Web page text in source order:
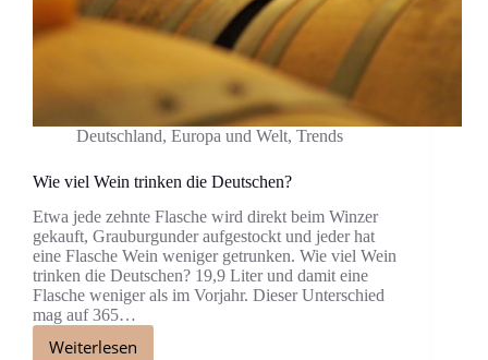
Deutschland, Europa und Welt, Trends
Wie viel Wein trinken die Deutschen?
Etwa jede zehnte Flasche wird direkt beim Winzer
gekauft, Grauburgunder aufgestockt und jeder hat
eine Flasche Wein weniger getrunken. Wie viel Wein
trinken die Deutschen? 19,9 Liter und damit eine
Flasche weniger als im Vorjahr. Dieser Unterschied
mag auf 365…
Weiterlesen